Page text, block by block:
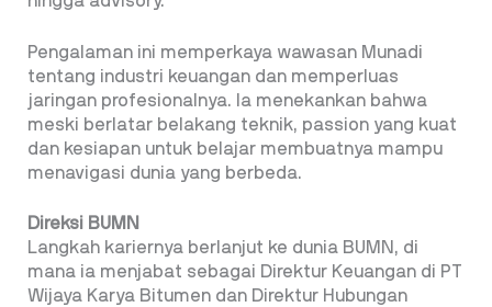
Pengalaman ini memperkaya wawasan Munadi
tentang industri keuangan dan memperluas
jaringan profesionalnya. Ia menekankan bahwa
meski berlatar belakang teknik, passion yang kuat
dan kesiapan untuk belajar membuatnya mampu
menavigasi dunia yang berbeda.
Direksi BUMN
Langkah kariernya berlanjut ke dunia BUMN, di
mana ia menjabat sebagai Direktur Keuangan di PT
Wijaya Karya Bitumen dan Direktur Hubungan